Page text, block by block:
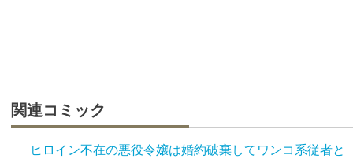
関連コミック
ヒロイン不在の悪役令嬢は婚約破棄してワンコ系従者と